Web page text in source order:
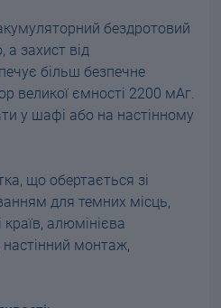
бездротовий
а захист від
більш безпечне
великої ємності 2200 мАг.
у шафі або на настінному
що обертається зі
для темних місць,
країв, алюмінієва
монтаж,